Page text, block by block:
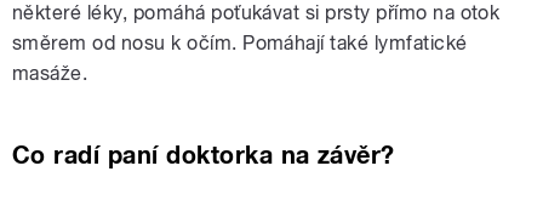
některé léky, pomáhá poťukávat si prsty přímo na otok
směrem od nosu k očím. Pomáhají také lymfatické
masáže.
Co radí paní doktorka na závěr?